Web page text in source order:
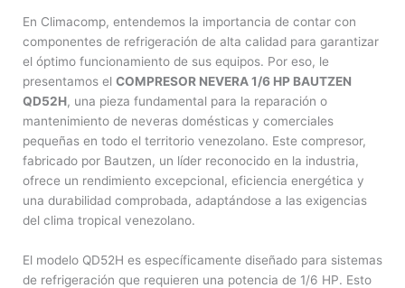
En Climacomp, entendemos la importancia de contar con
componentes de refrigeración de alta calidad para garantizar
el óptimo funcionamiento de sus equipos. Por eso, le
presentamos el COMPRESOR NEVERA 1/6 HP BAUTZEN
QD52H, una pieza fundamental para la reparación o
mantenimiento de neveras domésticas y comerciales
pequeñas en todo el territorio venezolano. Este compresor,
fabricado por Bautzen, un líder reconocido en la industria,
ofrece un rendimiento excepcional, eficiencia energética y
una durabilidad comprobada, adaptándose a las exigencias
del clima tropical venezolano.
El modelo QD52H es específicamente diseñado para sistemas
de refrigeración que requieren una potencia de 1/6 HP. Esto